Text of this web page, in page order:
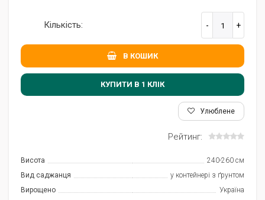
Кількість:
В КОШИК
КУПИТИ В 1 КЛIК
Улюблене
Рейтинг:
Висота
240-260 см
Вид саджанця
у контейнері з ґрунтом
Вирощено
Україна